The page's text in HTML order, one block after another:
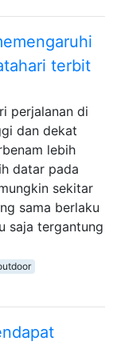
terbit
perjalanan di
dan dekat
lebih
datar pada
sekitar
sama berlaku
saja tergantung